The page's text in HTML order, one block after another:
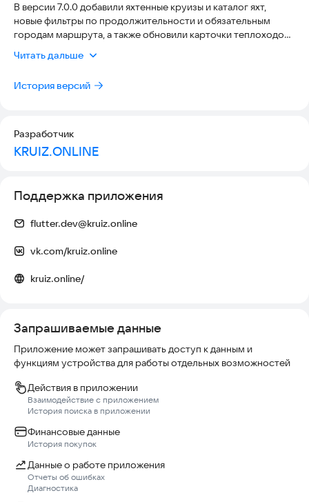
• купить тур онлайн без поездок по офисам не выходя из
приложения.
С Круиз.онлайн вы выбираете путешествие, которое
действительно хотите: река, город, маршрут, экскурсия,
забронировать, приятно отправиться.
В версии 7.0.0 добавили яхтенные круизы и каталог яхт,
новые фильтры по продолжительности и обязательным
городам маршрута, а также обновили карточки теплоходов,
быстрые ответы и переход из уведомлений. Добавили вход
реквизитам, разделение заказов на предстоящие и
Читать дальше
История версий
Разработчик
KRUIZ.ONLINE
Поддержка приложения
flutter.dev@kruiz.online
vk.com/kruiz.online
kruiz.online/
Запрашиваемые данные
Приложение может запрашивать доступ к данным и
функциям устройства для работы отдельных возможностей
Действия в приложении
Взаимодействие с приложением
История поиска в приложении
Финансовые данные
История покупок
Данные о работе приложения
Отчеты об ошибках
Диагностика